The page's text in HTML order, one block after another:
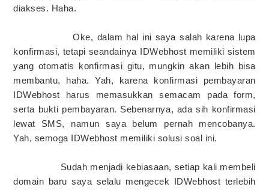
diakses. Haha.
Oke, dalam hal ini saya salah karena lupa
konfirmasi, tetapi seandainya IDWebhost memiliki sistem
yang otomatis konfirmasi gitu, mungkin akan lebih bisa
membantu, haha. Yah, karena konfirmasi pembayaran
IDWebhost harus memasukkan semacam pada form,
serta bukti pembayaran. Sebenarnya, ada sih konfirmasi
lewat SMS, namun saya belum pernah mencobanya.
Yah, semoga IDWebhost memiliki solusi soal ini.
Sudah menjadi kebiasaan, setiap kali membeli
domain baru saya selalu mengecek IDWebhost terlebih